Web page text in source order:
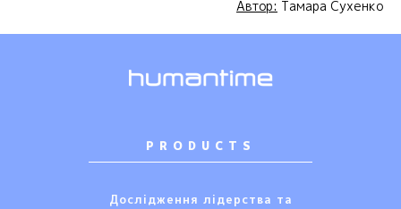
Автор: Тамара Сухенко
PRODUCTS
Дослідження лідерства та